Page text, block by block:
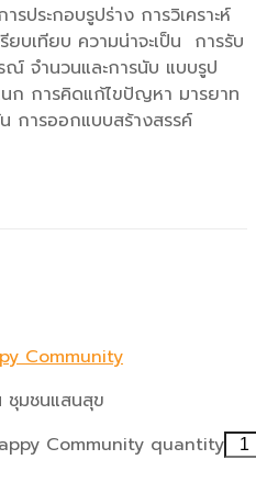
ประกอบรูปร่าง การวิเคราะห์
ยบเทียบ ความน่าจะเป็น การรับ
จำนวนและการนับ แบบรูป
นก การคิดแก้ไขปัญหา มารยาท
การออกแบบสร้างสรรค์
Community
ชุมชนแสนสุข
Community quantity